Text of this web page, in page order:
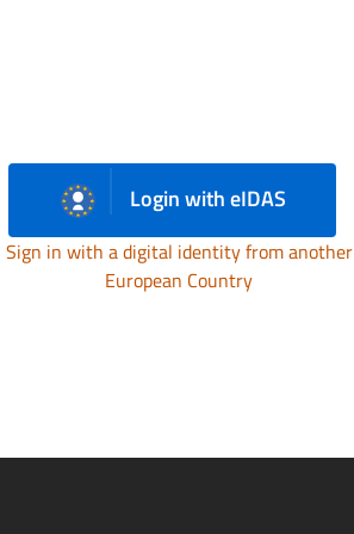
Login with eIDAS
Sign in with a digital identity from another
European Country